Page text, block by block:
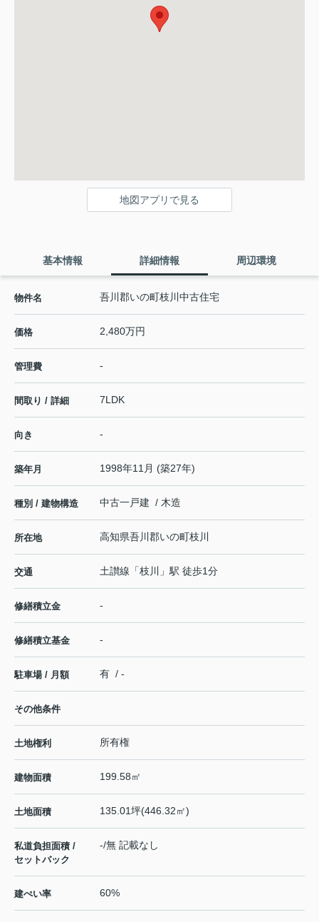
地図アプリで見る
基本情報 詳細情報 周辺環境
物件名 吾川郡いの町枝川中古住宅
価格 2,480万円
管理費 -
間取り / 詳細 7LDK
向き -
築年月 1998年11月 (築27年)
種別 / 建物構造 中古一戸建 / 木造
所在地 高知県吾川郡いの町枝川
交通 土讃線 「枝川 」駅 徒歩1分
修繕積立金 -
修繕積立基金 -
駐車場 / 月額 有 / -
その他条件
土地権利 所有権
建物面積 199.58㎡
土地面積 135.01坪(446.32㎡)
私道負担面積 /
セットバック
-/無 記載なし
建ぺい率 60%